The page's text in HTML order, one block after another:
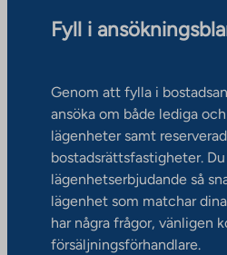
Fyll i
Genom att fylla i
ansöka om både lediga
lägenheter samt
bostadsrättsfastigheter.
lägenhetserbjudande så
lägenhet som matchar
har några frågor, vänligen
försäljningsförhandlare.